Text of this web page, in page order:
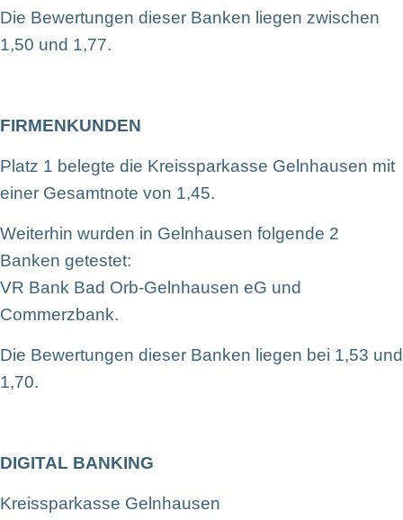
Die Bewertungen dieser Banken liegen zwischen
1,50 und 1,77.
FIRMENKUNDEN
Platz 1 belegte die Kreissparkasse Gelnhausen mit
einer Gesamtnote von 1,45.
Weiterhin wurden in Gelnhausen folgende 2
Banken getestet:
VR Bank Bad Orb-Gelnhausen eG und
Commerzbank.
Die Bewertungen dieser Banken liegen bei 1,53 und
1,70.
DIGITAL BANKING
Kreissparkasse Gelnhausen